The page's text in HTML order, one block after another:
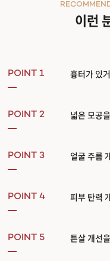
이런
POINT 1 흉터가 있
POINT 2 넓은 모공
POINT 3 얼굴 주름
POINT 4 피부 탄력
POINT 5 튼살 개선